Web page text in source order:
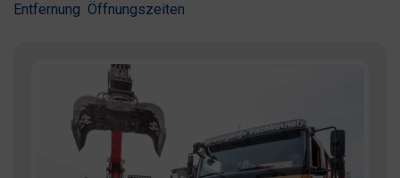
Entfernung Öffnungszeiten